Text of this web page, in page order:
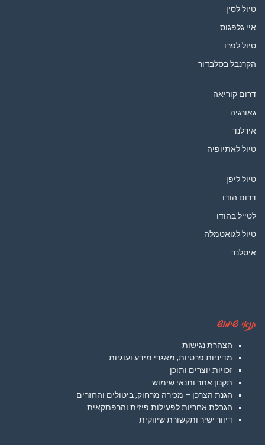
טיול לסין
איי גלפגוס
טיול לפרו
הקרנבל בסלבדור
דרום קוריאה
גאורגיה
אירלנד
טיול לאתיופיה
טיול ליפן
דרום הודו
לטייל בהודו
טיול לגואטמלה
איסלנד
תנאי שימוש
הצהרת נגישות
מדיניות פרטיות, מאגרי מידע ועוגיות
זכויות יוצרים ותוכן
תקנון אתר ותנאי שימוש
הגנת הצרכן – מכירה מרחוק, ביטולים והחזרים
הגבלת אחריות לפעילות פיזית והרפתקאית
דיוור ישיר ותקשורת שיווקית